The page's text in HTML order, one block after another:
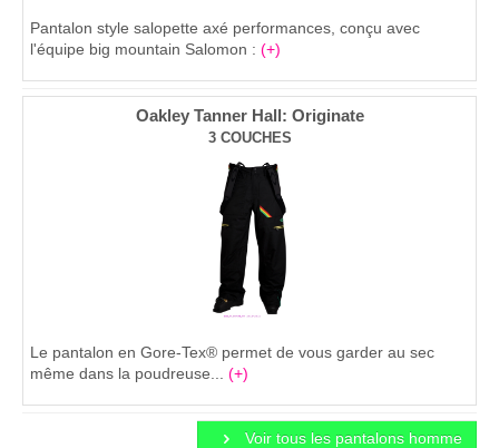
Pantalon style salopette axé performances, conçu avec
l'équipe big mountain Salomon : (+)
Oakley Tanner Hall: Originate
3 COUCHES
Le pantalon en Gore-Tex® permet de vous garder au sec
même dans la poudreuse... (+)
Voir tous les pantalons homme